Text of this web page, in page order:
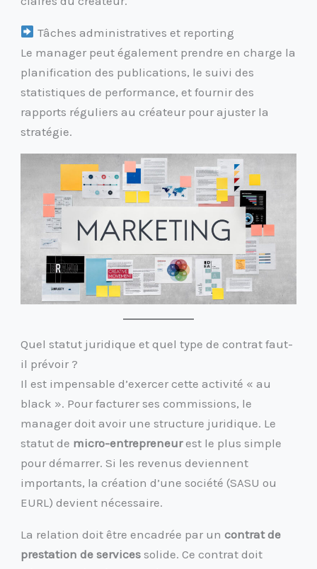
Tâches administratives et reporting
Le manager peut également prendre en charge la
planification des publications, le suivi des
statistiques de performance, et fournir des
rapports réguliers au créateur pour ajuster la
stratégie.
Quel statut juridique et quel type de contrat faut-
il prévoir ?
Il est impensable d’exercer cette activité « au
black ». Pour facturer ses commissions, le
manager doit avoir une structure juridique. Le
statut de micro-entrepreneurest le plus simple
pour démarrer. Si les revenus deviennent
importants, la création d’une société (SASU ou
EURL) devient nécessaire.
La relation doit être encadrée par uncontrat de
prestation de services solide. Ce contrat doit